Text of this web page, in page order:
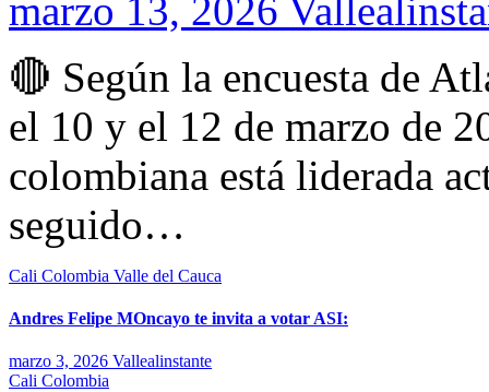
marzo 13, 2026
🔴 Según la encuesta de
el 10 y el 12 de marzo de
colombiana está liderada
seguido…
Cali Colombia Valle del Cauca
Andres Felipe MOncayo te invita a votar ASI:
marzo 3, 2026 Vallealinstante
Cali Colombia